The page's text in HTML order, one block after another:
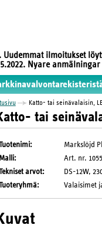
Uudemmat ilmoitukset
Nyare
Katto- tai seinävalaisin,
tai
:
Markslöjd
Malli:
Art. nr.
arvot:
DS-12W,
: Valaisimet